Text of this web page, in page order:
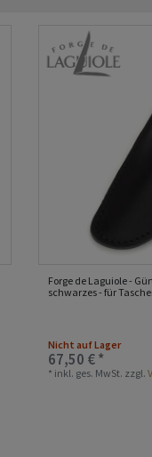
Forge de Laguiole -
schwarzes - für
Nicht auf Lager
67,50 € *
* inkl. ges. MwSt. zzgl.